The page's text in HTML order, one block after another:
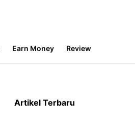
Earn Money Review
Artikel Terbaru